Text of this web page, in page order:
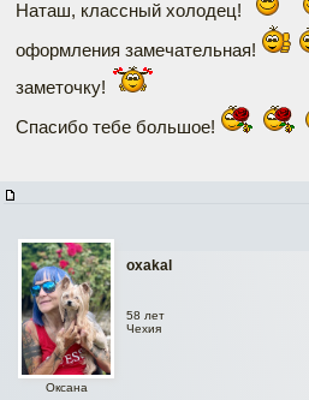
Наташ, классный холодец!
оформления замечательная!
заметочку!
Спасибо тебе большое!
oxakal
Оксана
58 лет
Чехия